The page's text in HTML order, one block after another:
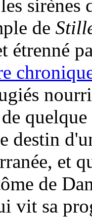
sirènes
de
étrenné
destin
et
de
vit sa